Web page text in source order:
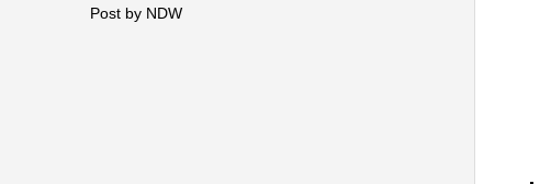
Post by NDW